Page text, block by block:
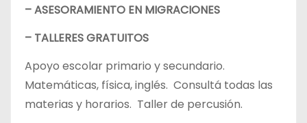
– ASESORAMIENTO EN MIGRACIONES
– TALLERES GRATUITOS
Apoyo escolar primario y secundario.
Matemáticas, física, inglés. Consultá todas las
materias y horarios. Taller de percusión.